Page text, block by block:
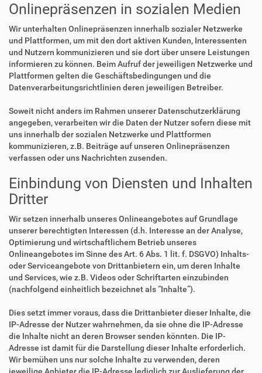
Onlinepräsenzen in sozialen Medien
Wir unterhalten Onlinepräsenzen innerhalb sozialer Netzwerke
und Plattformen, um mit den dort aktiven Kunden, Interessenten
und Nutzern kommunizieren und sie dort über unsere Leistungen
informieren zu können. Beim Aufruf der jeweiligen Netzwerke und
Plattformen gelten die Geschäftsbedingungen und die
Datenverarbeitungsrichtlinien deren jeweiligen Betreiber.
Soweit nicht anders im Rahmen unserer Datenschutzerklärung
angegeben, verarbeiten wir die Daten der Nutzer sofern diese mit
uns innerhalb der sozialen Netzwerke und Plattformen
kommunizieren, z.B. Beiträge auf unseren Onlinepräsenzen
verfassen oder uns Nachrichten zusenden.
Einbindung von Diensten und Inhalten
Dritter
Wir setzen innerhalb unseres Onlineangebotes auf Grundlage
unserer berechtigten Interessen (d.h. Interesse an der Analyse,
Optimierung und wirtschaftlichem Betrieb unseres
Onlineangebotes im Sinne des Art. 6 Abs. 1 lit. f. DSGVO) Inhalts-
oder Serviceangebote von Drittanbietern ein, um deren Inhalte
und Services, wie z.B. Videos oder Schriftarten einzubinden
(nachfolgend einheitlich bezeichnet als “Inhalte”).
Dies setzt immer voraus, dass die Drittanbieter dieser Inhalte, die
IP-Adresse der Nutzer wahrnehmen, da sie ohne die IP-Adresse
die Inhalte nicht an deren Browser senden könnten. Die IP-
Adresse ist damit für die Darstellung dieser Inhalte erforderlich.
Wir bemühen uns nur solche Inhalte zu verwenden, deren